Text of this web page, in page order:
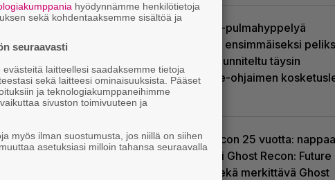
Uutta PS5-pulmahyppelyä
kuvaillaan ensimmäiseksi
joka on suunniteltu täysin
DualSense-ohjaimen
4
Ghost Recon 25 vuotta:
ilmaiseksi Ghost Recon: Future
Soldier sekä merkittävä Ghost
hyödynnämme henkilötietoja
sekä kohdentaaksemme sisältöä ja
seuraavasti
laitteellesi saadaksemme tietoja
sekä laitteesi ominaisuuksista. Pääset
ja teknologiakumppaneihimme
sivuston toimivuuteen ja
myös ilman suostumusta, jos niillä on siihen
asetuksiasi milloin tahansa seuraavalla